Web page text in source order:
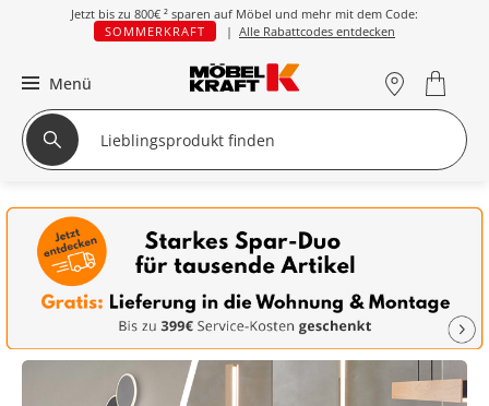
Jetzt bis zu 800€ ² sparen auf Möbel und mehr mit dem Code:
SOMMERKRAFT
| Alle Rabattcodes entdecken
Menü